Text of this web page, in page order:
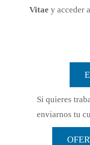
Vitae y acceder
Si quieres
enviarnos tu